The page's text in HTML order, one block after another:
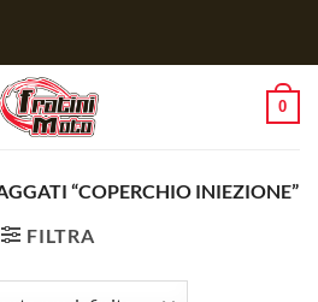
0
“COPERCHIO INIEZIONE”
FILTRA